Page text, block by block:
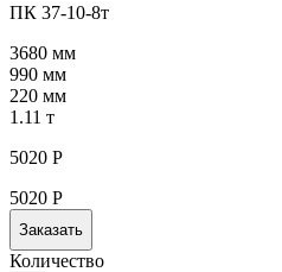
ПК 37-10-8т
3680 мм
990 мм
220 мм
1.11 т
5020 Р
5020 Р
Заказать
Количество